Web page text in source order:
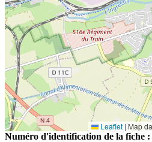
Leaflet | Map
Numéro d'identification de la fiche :